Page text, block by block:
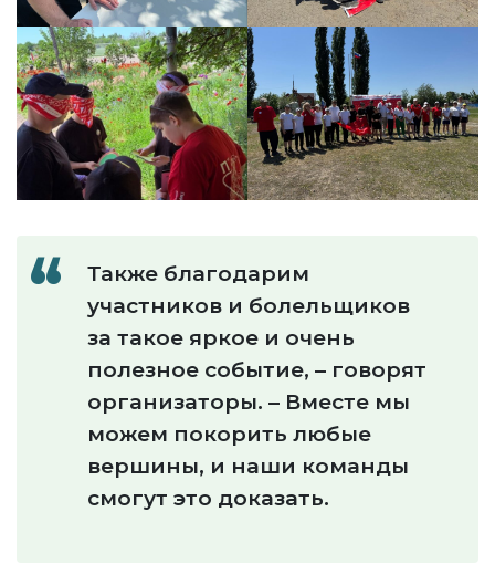
Также благодарим
участников и болельщиков
за такое яркое и очень
полезное событие, – говорят
организаторы. – Вместе мы
можем покорить любые
вершины, и наши команды
смогут это доказать.